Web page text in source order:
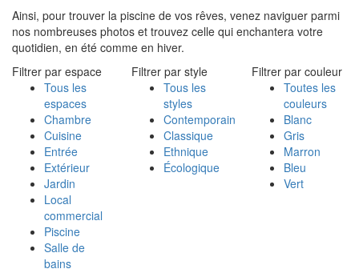
Ainsi, pour trouver la piscine de vos rêves, venez naviguer parmi
nos nombreuses photos et trouvez celle qui enchantera votre
quotidien, en été comme en hiver.
Filtrer par espace
Tous les
espaces
Chambre
Cuisine
Entrée
Extérieur
Jardin
Local
commercial
Piscine
Salle de
bains
Filtrer par style
Tous les
styles
Contemporain
Classique
Ethnique
Écologique
Filtrer par couleur
Toutes les
couleurs
Blanc
Gris
Marron
Bleu
Vert